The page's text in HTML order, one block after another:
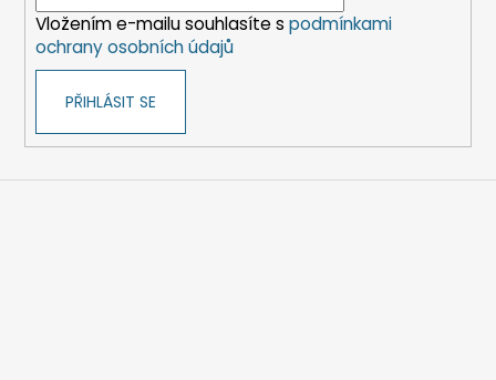
Vložením e-mailu souhlasíte s podmínkami
ochrany osobních údajů
PŘIHLÁSIT SE